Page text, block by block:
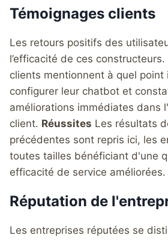
Témoignages clients
Les retours positifs des
l’efficacité de ces
clients mentionnent à quel point
configurer leur chatbot et
améliorations immédiates dans
client. Réussites Les résultats
précédentes sont repris ici, les
toutes tailles bénéficiant d'une
efficacité de service améliorées.
Réputation de
Les entreprises réputées se